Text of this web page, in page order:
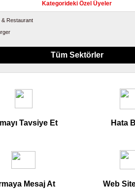
Kategorideki Özel Üyeler
& Restaurant
Tüm Sektörler
Tavsiye Et Hata
Mesaj At Web